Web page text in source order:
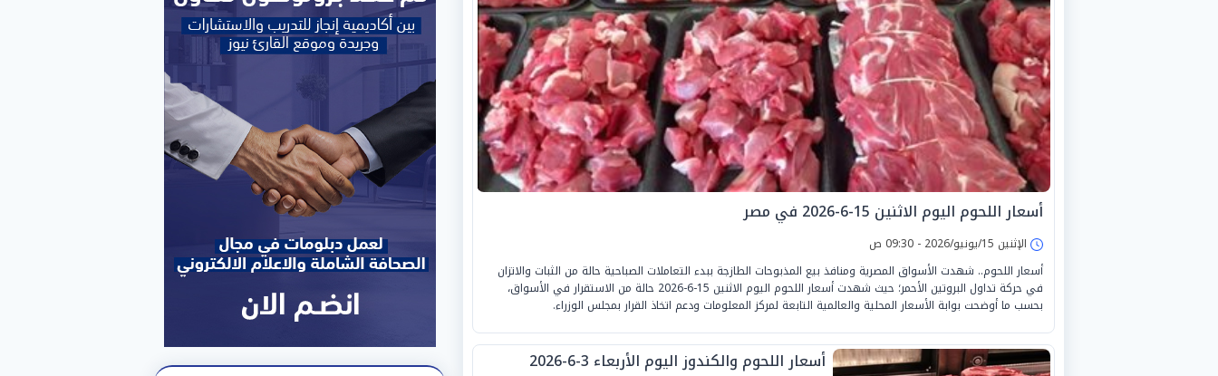
أسعار اللحوم اليوم الاثنين 15-6-2026 في مصر
الإثنين 15/يونيو/2026 - 09:30 ص
أسعار اللحوم.. شهدت الأسواق المصرية ومنافذ بيع المذبوحات الطازجة ببدء التعاملات الصباحية حالة من الثبات والاتزان
في حركة تداول البروتين الأحمر؛ حيث شهدت أسعار اللحوم اليوم الاثنين 15-6-2026 حالة من الاستقرار في الأسواق،
بحسب ما أوضحت بوابة الأسعار المحلية والعالمية التابعة لمركز المعلومات ودعم اتخاذ القرار بمجلس الوزراء.
أسعار اللحوم والكندوز اليوم الأربعاء 3-6-2026